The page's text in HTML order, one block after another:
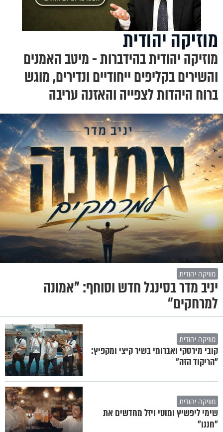
מוזיקה יהודית
מוזיקה יהודית בהידברות - מיטב האמנים
והשירים בקליפים ייחודיים ונדירים, מוגש
ברוח היהדות לצפייה והאזנה עריבה
מוזיקה יהודית
יניב מדר בסינגל חדש וסוחף: "אמונה
למרחקים"
מוזיקה יהודית
קובי מירסקי ואברומי בשיר קיצי ומקפיץ:
"הריקוד הזה"
מוזיקה יהודית
שימי ליפשיץ ומוטי ויזל מחדשים את
"חננו"